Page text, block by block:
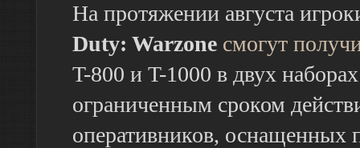
На протяжении августа
Duty: Warzone смогут
T-800 и T-1000 в двух
ограниченным сроком
оперативников, оснащенных